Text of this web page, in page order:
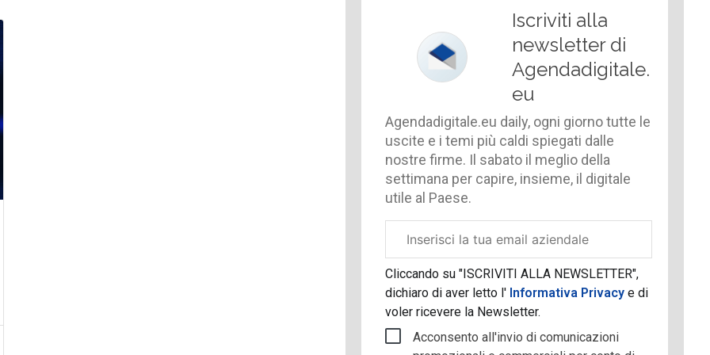
Iscriviti alla
newsletter di
Agendadigitale.
eu
Agendadigitale.eu daily, ogni giorno tutte le
uscite e i temi più caldi spiegati dalle
nostre firme. Il sabato il meglio della
settimana per capire, insieme, il digitale
utile al Paese.
aziendale
Cliccando su "ISCRIVITI ALLA NEWSLETTER",
dichiaro di aver letto l' Informativa Privacye di
voler ricevere la Newsletter.
Acconsento all'invio di comunicazioni